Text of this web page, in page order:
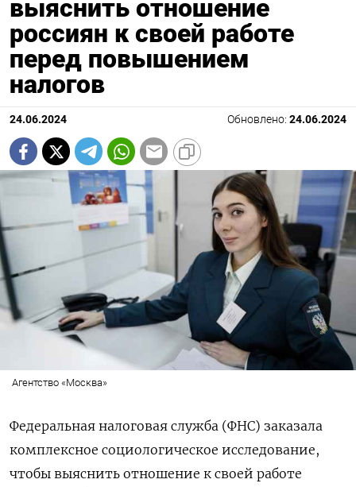
выяснить отношение
россиян к своей работе
перед повышением
налогов
24.06.2024 Обновлено: 24.06.2024
Агентство «Москва»
Федеральная налоговая служба (ФНС) заказала
комплексное социологическое исследование,
чтобы выяснить отношение к своей работе